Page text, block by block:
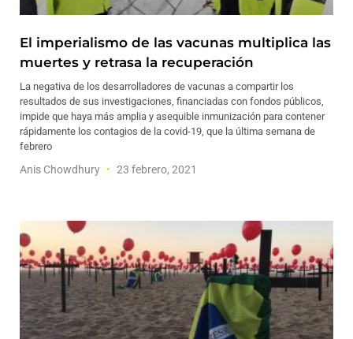
El imperialismo de las vacunas multiplica las
muertes y retrasa la recuperación
La negativa de los desarrolladores de vacunas a compartir los
resultados de sus investigaciones, financiadas con fondos públicos,
impide que haya más amplia y asequible inmunización para contener
rápidamente los contagios de la covid-19, que la última semana de
febrero
Anis Chowdhury 23 febrero, 2021